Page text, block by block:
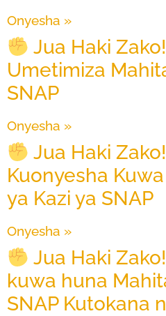
Onyesha »
Jua Haki
Umetimiza
SNAP
Onyesha »
Jua Haki
Kuonyesha
ya Kazi ya SNAP
Onyesha »
Jua Haki
kuwa huna
SNAP Kutokana